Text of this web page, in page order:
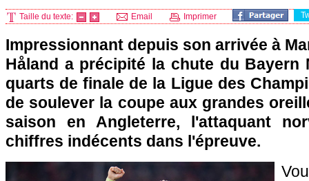
Taille du texte: Email Imprimer
Impressionnant depuis son arrivée à
Håland a précipité la chute du Bayern
quarts de finale de la Ligue des
de soulever la coupe aux grandes
saison en Angleterre, l'attaquant
chiffres indécents dans l'épreuve.